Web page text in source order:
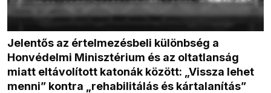
Jelentős az értelmezésbeli különbség a
Honvédelmi Minisztérium és az oltatlanság
miatt eltávolított katonák között: „Vissza lehet
menni” kontra „rehabilitálás és kártalanítás”